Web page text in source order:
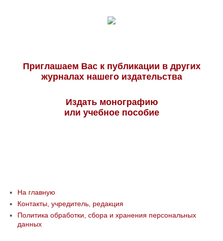
Приглашаем Вас к публикации в других
журналах нашего издательства
Издать монографию
или учебное пособие
На главную
Контакты, учредитель, редакция
Политика обработки, сбора и хранения персональных
данных